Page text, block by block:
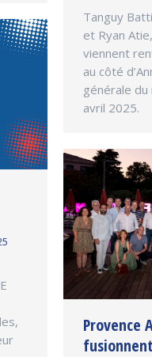
Tanguy
et Ryan
viennent
au côté
générale
avril 2025.
Provence
fusionnent